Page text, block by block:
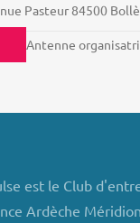
Antenne
Pasteur 84500
est le Club
Ardèche